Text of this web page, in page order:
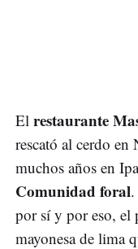
El restaurante
rescató al cerdo en
muchos años en
Comunidad foral
por sí y por eso, el
mayonesa de lima